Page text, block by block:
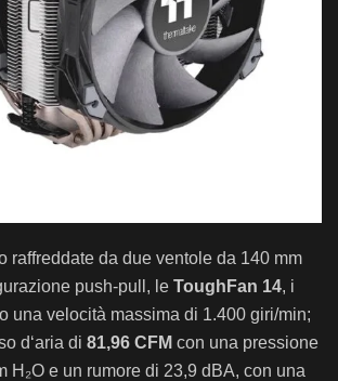
raffreddate da due ventole da 140 mm
azione push-pull , le Tough Fan 14, i
una velocità massima di 1.400 giri/min;
d‘aria di 81,96 CFM con una pressione
H ₂O e un rumore di 23,9 d BA, con una